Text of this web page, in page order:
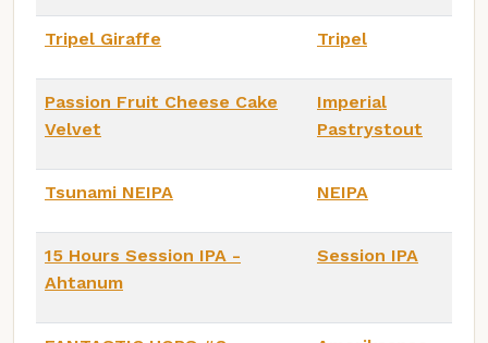
Tripel Giraffe Tripel
Passion Fruit Cheese Cake
Velvet
Imperial
Pastrystout
Tsunami NEIPA NEIPA
15 Hours Session IPA -
Ahtanum
Session IPA